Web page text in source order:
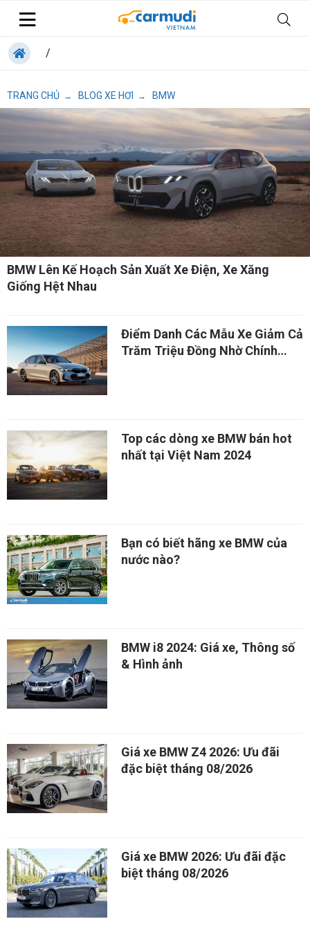
/
TRANG CHỦ → BLOG XE HƠI → BMW
BMW Lên Kế Hoạch Sản Xuất Xe Điện, Xe Xăng
Giống Hệt Nhau
Điểm Danh Các Mẫu Xe Giảm Cả
Trăm Triệu Đồng Nhờ Chính
Top các dòng xe BMW bán hot
nhất tại Việt Nam 2024
Bạn có biết hãng xe BMW của
nước nào?
BMW i8 2024: Giá xe, Thông số
& Hình ảnh
Giá xe BMW Z4 2026: Ưu đãi
đặc biệt tháng 08/2026
Giá xe BMW 2026: Ưu đãi đặc
biệt tháng 08/2026